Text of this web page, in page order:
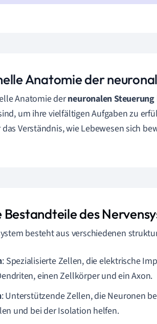
Anatomie der
Anatomie derneuronalen Steuerung
um ihre vielfältigen Aufgaben zu
Verständnis, wie Lebewesen sich
des
besteht aus verschiedenen
: Spezialisierte Zellen, die elektrische
einen Zellkörper und ein Axon.
: Unterstützende Zellen, die Neuronen
und bei der Isolation helfen.